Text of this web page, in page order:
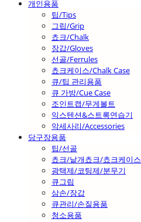
개인용품
팁/Tips
그립/Grip
쵸크/Chalk
장갑/Gloves
선골/Ferrules
쵸크케이스/Chalk Case
큐/팁 관리용품
큐 가방/Cue Case
조인트캡/무게볼트
익스텐션&스트록연습기
악세사리/Accessories
당구장용품
팁/선골
쵸크/낱개쵸크/쵸크케이스
광택제/코팅제/분무기
큐그립
삼손/장갑
큐관리/손질용품
청소용품